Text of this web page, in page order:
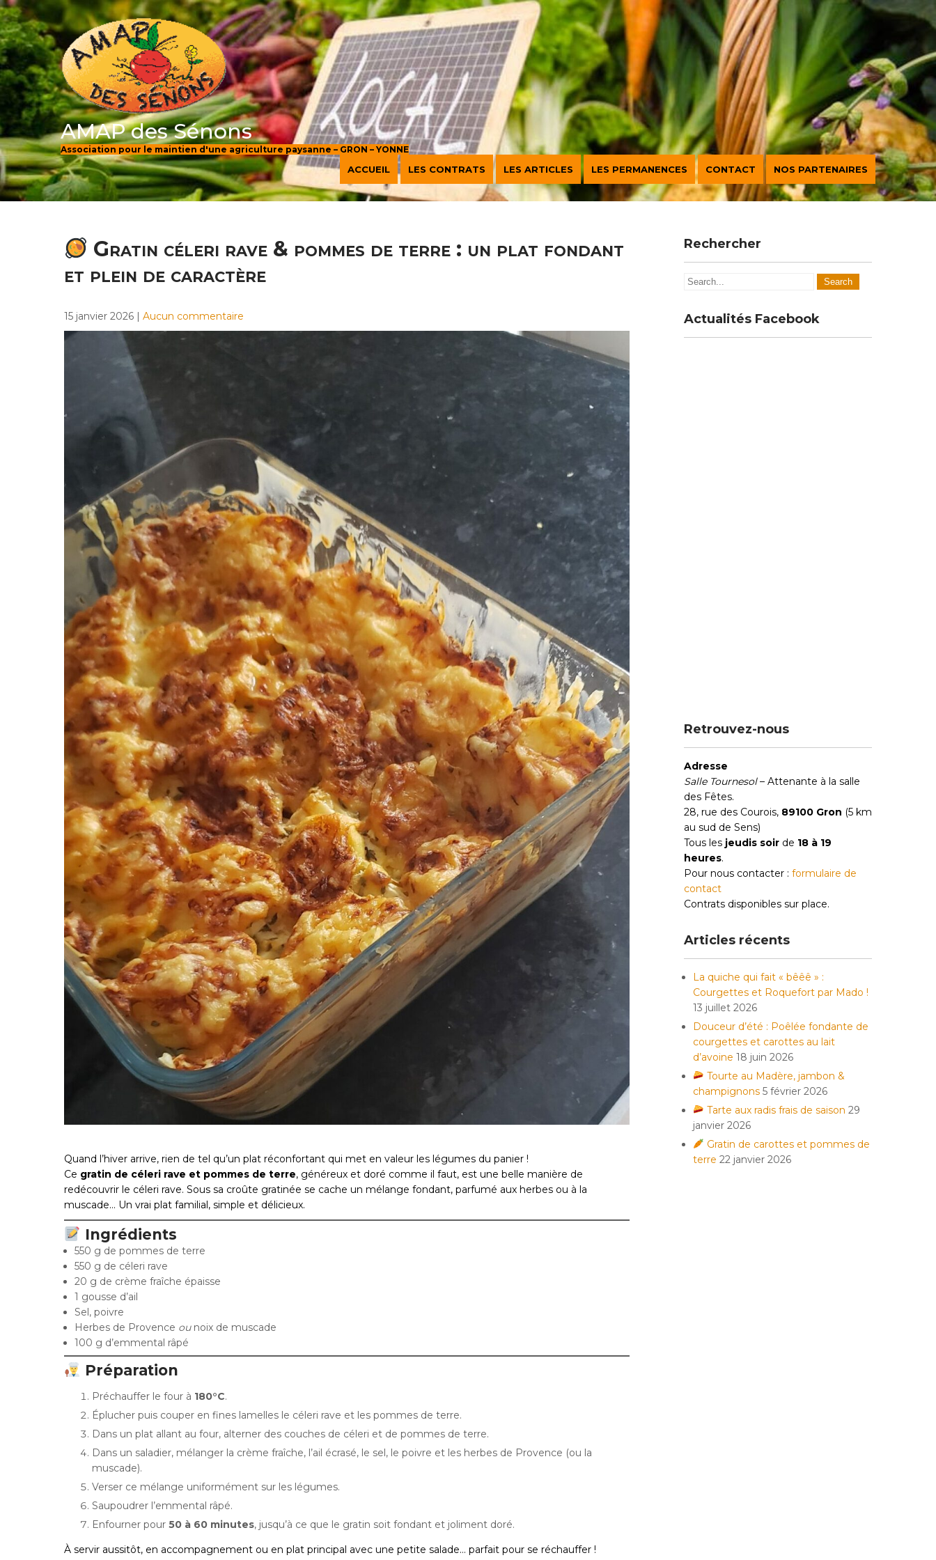
Skip
to
content
AMAP des Sénons
Association pour le maintien d'une agriculture paysanne – GRON – YONNE
ACCUEIL LES CONTRATS LES ARTICLES LES PERMANENCES CONTACT NOS PARTENAIRES
Gratin céleri rave & pommes de terre : un plat fondant
et plein de caractère
15 janvier 2026 | Aucun commentaire
Quand l’hiver arrive, rien de tel qu’un plat réconfortant qui met en valeur les légumes du panier !
Ce gratin de céleri rave et pommes de terre, généreux et doré comme il faut, est une belle manière de
redécouvrir le céleri rave. Sous sa croûte gratinée se cache un mélange fondant, parfumé aux herbes ou à la
muscade… Un vrai plat familial, simple et délicieux.
Ingrédients
550 g de pommes de terre
550 g de céleri rave
20 g de crème fraîche épaisse
1 gousse d’ail
Sel, poivre
Herbes de Provence ounoix de muscade
100 g d’emmental râpé
Préparation
Préchauffer le four à 180°C.
Éplucher puis couper en fines lamelles le céleri rave et les pommes de terre.
Dans un plat allant au four, alterner des couches de céleri et de pommes de terre.
Dans un saladier, mélanger la crème fraîche, l’ail écrasé, le sel, le poivre et les herbes de Provence (ou la
muscade).
Verser ce mélange uniformément sur les légumes.
Saupoudrer l’emmental râpé.
Enfourner pour 50 à 60 minutes, jusqu’à ce que le gratin soit fondant et joliment doré.
À servir aussitôt, en accompagnement ou en plat principal avec une petite salade… parfait pour se réchauffer !
Rechercher
Actualités Facebook
Retrouvez-nous
Adresse
Salle Tournesol– Attenante à la salle
des Fêtes.
28, rue des Courois, 89100 Gron (5 km
au sud de Sens)
Tous les jeudis soir de 18 à 19
heures.
Pour nous contacter : formulaire de
contact
Contrats disponibles sur place.
Articles récents
La quiche qui fait « bêêê » :
Courgettes et Roquefort par Mado !
13 juillet 2026
Douceur d’été : Poêlée fondante de
courgettes et carottes au lait
d’avoine 18 juin 2026
Tourte au Madère, jambon &
champignons 5 février 2026
Tarte aux radis frais de saison 29
janvier 2026
Gratin de carottes et pommes de
terre 22 janvier 2026